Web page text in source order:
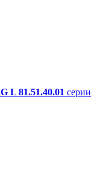
L 81.51.40.01 серии